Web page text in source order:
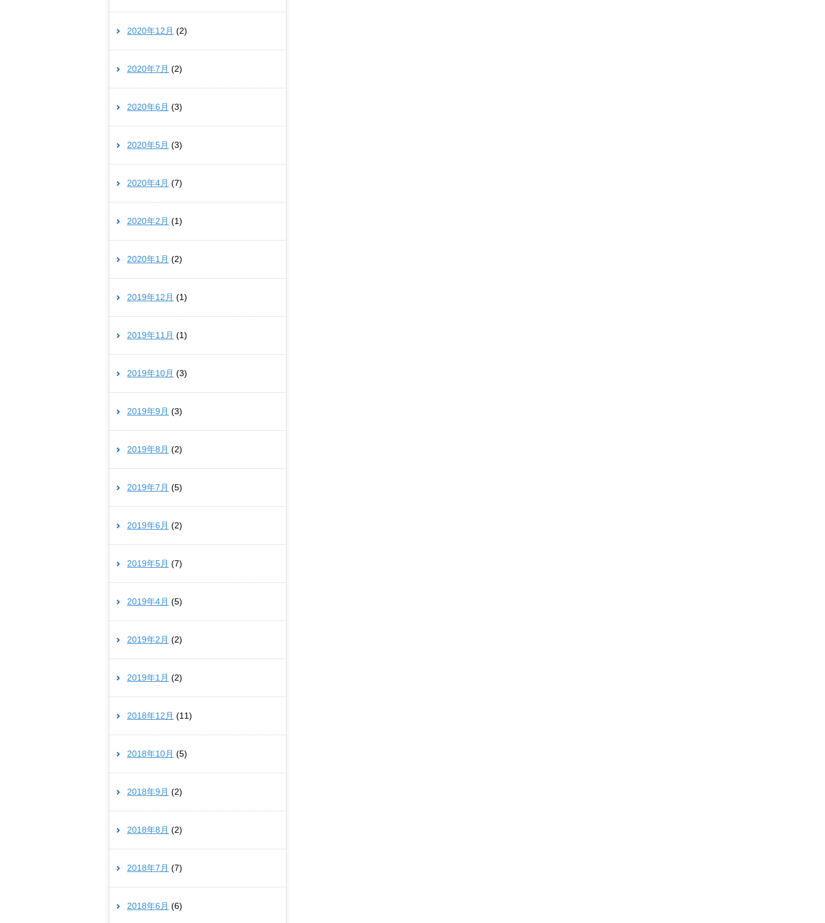
2020年12月 (2)
2020年7月 (2)
2020年6月 (3)
2020年5月 (3)
2020年4月 (7)
2020年2月 (1)
2020年1月 (2)
2019年12月 (1)
2019年11月 (1)
2019年10月 (3)
2019年9月 (3)
2019年8月 (2)
2019年7月 (5)
2019年6月 (2)
2019年5月 (7)
2019年4月 (5)
2019年2月 (2)
2019年1月 (2)
2018年12月 (11)
2018年10月 (5)
2018年9月 (2)
2018年8月 (2)
2018年7月 (7)
2018年6月 (6)